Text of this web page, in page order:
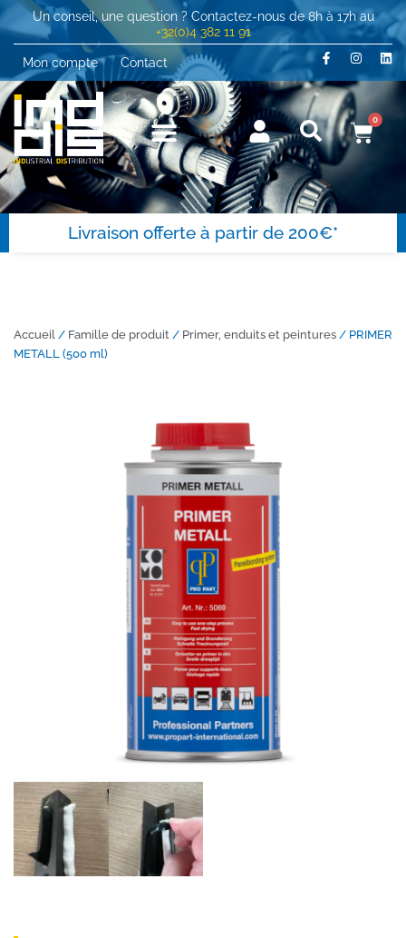
Un conseil, une question ? Contactez-nous de 8h à 17h au
+32(0)4 382 11 91
Mon compte
Contact
0
Livraison offerte à partir de 200€*
Accueil / Famille de produit / Primer, enduits et peintures / PRIMER
METALL (500 ml)